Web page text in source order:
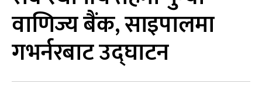
वाणिज्य बैंक, साइपालमा
गभर्नरबाट उद्घाटन